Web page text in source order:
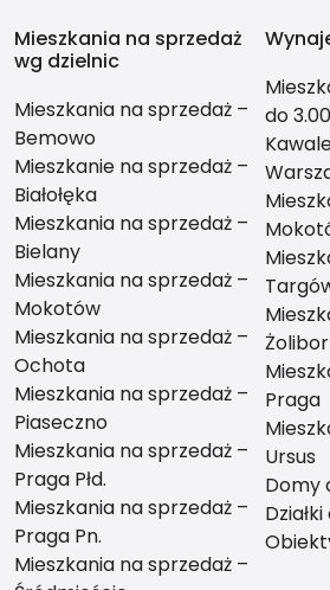
Mieszkania na sprzedaż
wg dzielnic
Mieszkania na sprzedaż –
Bemowo
Mieszkanie na sprzedaż –
Białołęka
Mieszkania na sprzedaż –
Bielany
Mieszkania na sprzedaż –
Mokotów
Mieszkania na sprzedaż –
Ochota
Mieszkania na sprzedaż –
Piaseczno
Mieszkania na sprzedaż –
Praga Płd.
Mieszkania na sprzedaż –
Praga Pn.
Mieszkania na sprzedaż –
do
Praga
Ursus
Domy